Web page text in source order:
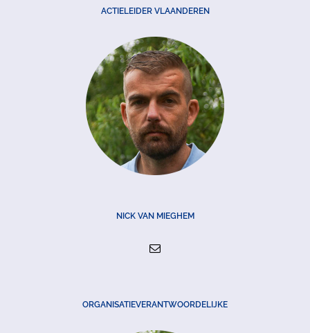
ACTIELEIDER VLAANDEREN
NICK VAN MIEGHEM
ORGANISATIEVERANTWOORDELIJKE